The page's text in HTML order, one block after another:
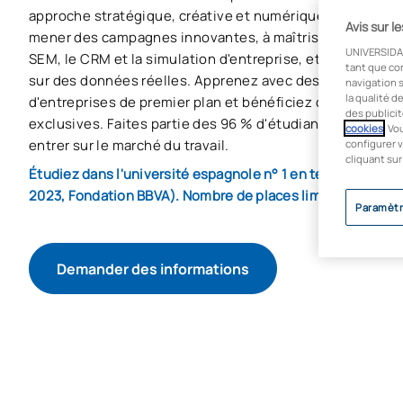
approche stratégique, créative et numérique, ce
mener des campagnes innovantes, à maîtriser des outils
SEM, le CRM et la simulation d'entreprise, et à prendre
sur des données réelles. Apprenez avec des
d'entreprises de premier plan et bénéficiez
exclusives. Faites partie des 96 % d'étudiants de l'UAX
entrer sur le marché du travail.
Étudiez dans l'université espagnole n° 1 en termes
2023, Fondation BBVA). Nombre de places limité.
Demander des informations
Avis sur
tant que
navigation
la qualité
des
cookies .
configurer
cliquant sur